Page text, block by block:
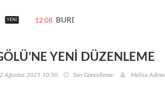
YENI 12:08 BURDUR’DA ÜRETİCİNİN
YENİ DÜZENLEME
Ağustos 2025 10:50 Son Güncelleme: Melisa